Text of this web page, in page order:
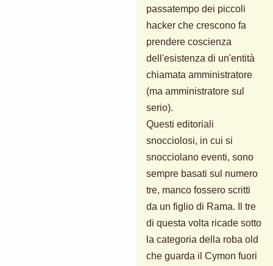
passatempo dei piccoli
hacker che crescono fa
prendere coscienza
dell'esistenza di un'entità
chiamata amministratore
(ma amministratore sul
serio).
Questi editoriali
snocciolosi, in cui si
snocciolano eventi, sono
sempre basati sul numero
tre, manco fossero scritti
da un figlio di Rama. Il tre
di questa volta ricade sotto
la categoria della roba old
che guarda il Cymon fuori